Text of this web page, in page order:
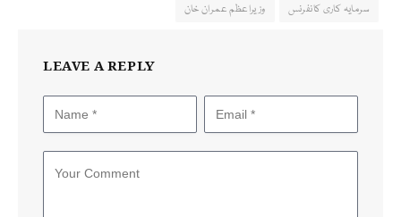
سرمایہ کاری کانفرنس
وزیراعظم عمران خان
LEAVE A REPLY